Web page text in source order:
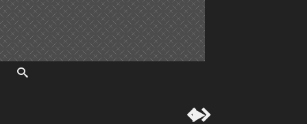
